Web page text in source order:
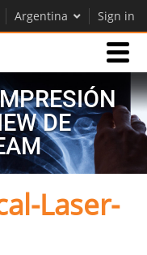
Argentina Sign in
DE
Laser-